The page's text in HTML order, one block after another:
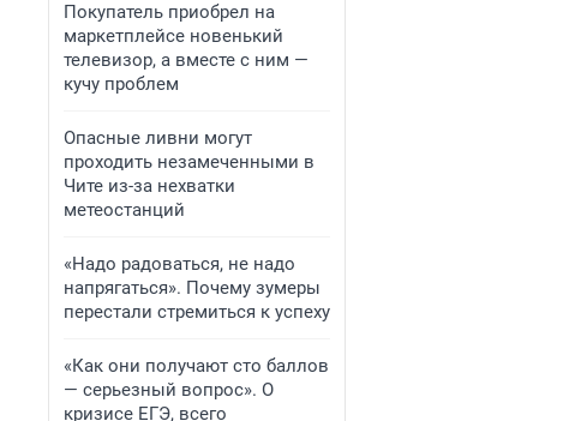
Покупатель приобрел на
маркетплейсе новенький
телевизор, а вместе с ним —
кучу проблем
Опасные ливни могут
проходить незамеченными в
Чите из-за нехватки
метеостанций
«Надо радоваться, не надо
напрягаться». Почему зумеры
перестали стремиться к успеху
«Как они получают сто баллов
— серьезный вопрос». О
кризисе ЕГЭ, всего